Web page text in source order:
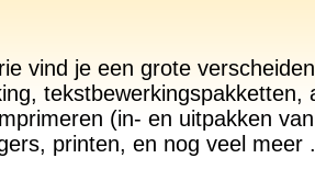
vind je een grote
tekstbewerkingspakketten,
(in- en uitpakken
printen, en nog veel meer